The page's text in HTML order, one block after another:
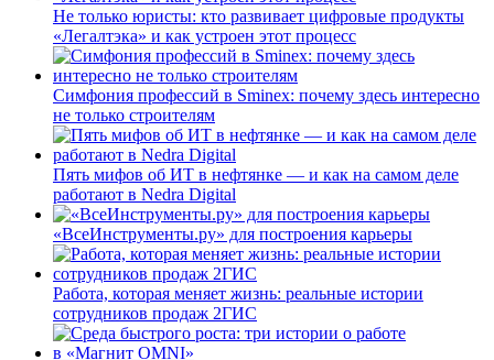
Не только юристы: кто развивает цифровые продукты
«Легалтэка» и как устроен этот процесс
Симфония профессий в Sminex: почему здесь интересно
не только строителям
Пять мифов об ИТ в нефтянке — и как на самом деле
работают в Nedra Digital
«ВсеИнструменты.ру» для построения карьеры
Работа, которая меняет жизнь: реальные истории
сотрудников продаж 2ГИС